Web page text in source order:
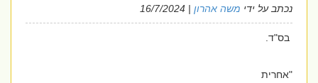
נכתב על ידימשה אהרון| 16/7/2024
בס"ד.
"אחרית